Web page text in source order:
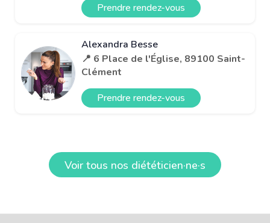
Prendre rendez-vous
Alexandra Besse
📍 6 Place de l'Église, 89100 Saint-
Clément
Prendre rendez-vous
Voir tous nos diététicien·ne·s